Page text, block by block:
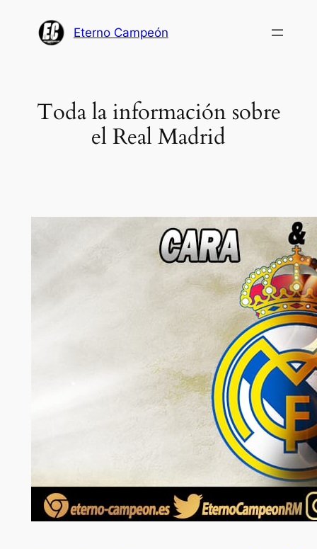
Eterno Campeón
Toda la información sobre
el Real Madrid